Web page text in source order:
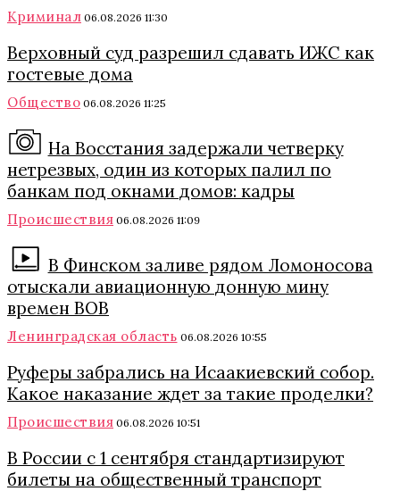
Криминал 06.08.2026 11:30
Верховный суд разрешил сдавать ИЖС как
гостевые дома
Общество 06.08.2026 11:25
На Восстания задержали четверку
нетрезвых, один из которых палил по
банкам под окнами домов: кадры
Происшествия 06.08.2026 11:09
В Финском заливе рядом Ломоносова
отыскали авиационную донную мину
времен ВОВ
Ленинградская область 06.08.2026 10:55
Руферы забрались на Исаакиевский собор.
Какое наказание ждет за такие проделки?
Происшествия 06.08.2026 10:51
В России с 1 сентября стандартизируют
билеты на общественный транспорт